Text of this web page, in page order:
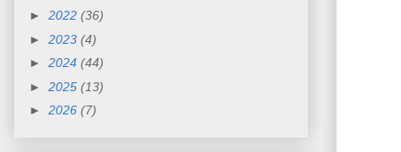
► 2022 (36)
► 2023 (4)
► 2024 (44)
► 2025 (13)
► 2026 (7)